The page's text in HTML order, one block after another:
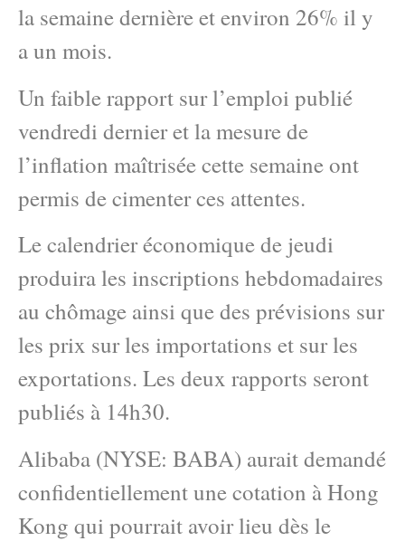
la semaine dernière et environ 26% il y
a un mois.
Un faible rapport sur l’emploi publié
vendredi dernier et la mesure de
l’inflation maîtrisée cette semaine ont
permis de cimenter ces attentes.
Le calendrier économique de jeudi
produira les inscriptions hebdomadaires
au chômage ainsi que des prévisions sur
les prix sur les importations et sur les
exportations. Les deux rapports seront
publiés à 14h30.
Alibaba (NYSE: BABA) aurait demandé
confidentiellement une cotation à Hong
Kong qui pourrait avoir lieu dès le